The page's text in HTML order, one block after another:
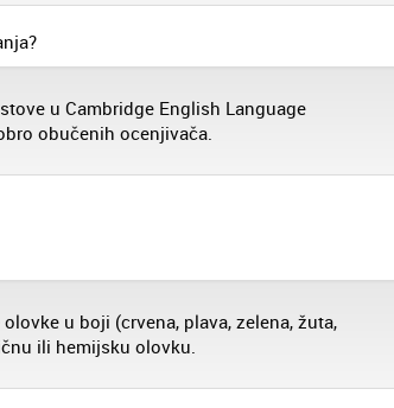
u Cambridge English Language
obučenih ocenjivača.
u boji (crvena, plava, zelena, žuta,
ili hemijsku olovku.